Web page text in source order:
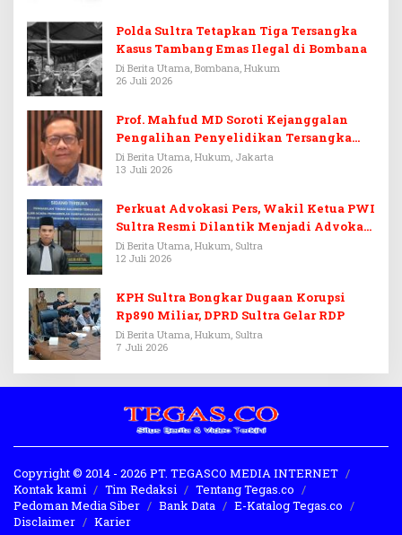
Polda Sultra Tetapkan Tiga Tersangka
Kasus Tambang Emas Ilegal di Bombana
Di Berita Utama, Bombana, Hukum
26 Juli 2026
Prof. Mahfud MD Soroti Kejanggalan
Pengalihan Penyelidikan Tersangka
Febrie Adriansyah
Di Berita Utama, Hukum, Jakarta
13 Juli 2026
Perkuat Advokasi Pers, Wakil Ketua PWI
Sultra Resmi Dilantik Menjadi Advokat
PERADI
Di Berita Utama, Hukum, Sultra
12 Juli 2026
KPH Sultra Bongkar Dugaan Korupsi
Rp890 Miliar, DPRD Sultra Gelar RDP
Di Berita Utama, Hukum, Sultra
7 Juli 2026
Copyright © 2014 - 2026 PT. TEGASCO MEDIA INTERNET
Kontak kami
Tim Redaksi
Tentang Tegas.co
Pedoman Media Siber
Bank Data
E-Katalog Tegas.co
Disclaimer
Karier